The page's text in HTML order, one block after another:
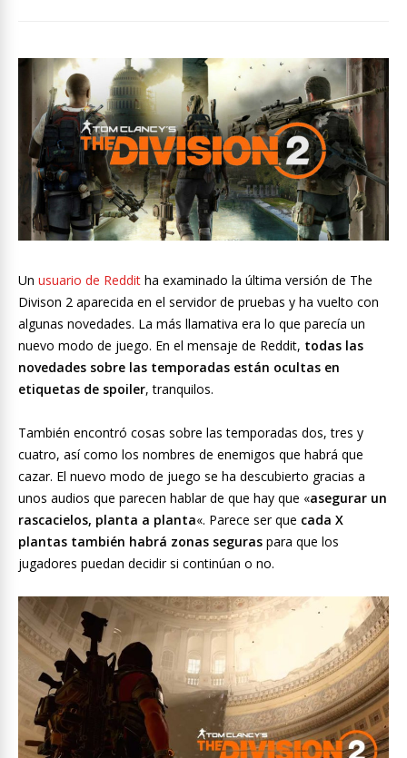
Un usuario de Reddit ha examinado la última versión de The
Divison 2 aparecida en el servidor de pruebas y ha vuelto con
algunas novedades. La más llamativa era lo que parecía un
nuevo modo de juego. En el mensaje de Reddit, todas las
novedades sobre las temporadas están ocultas en
etiquetas de spoiler, tranquilos.
También encontró cosas sobre las temporadas dos, tres y
cuatro, así como los nombres de enemigos que habrá que
cazar. El nuevo modo de juego se ha descubierto gracias a
unos audios que parecen hablar de que hay que «asegurar un
rascacielos, planta a planta«. Parece ser que cada X
plantas también habrá zonas seguras para que los
jugadores puedan decidir si continúan o no.